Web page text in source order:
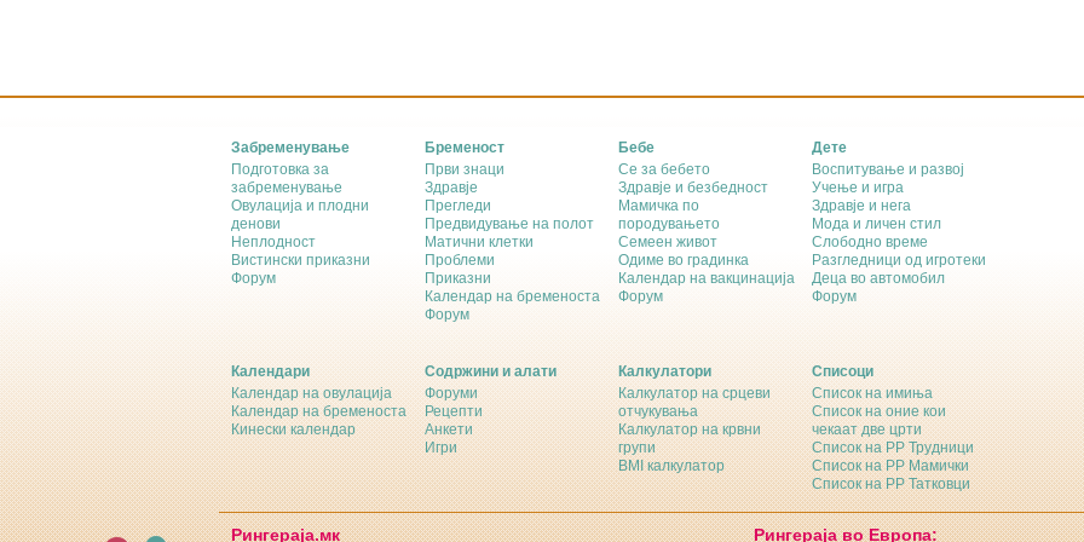
Забременување
Подготовка за
забременување
Овулација и плодни
денови
Неплодност
Вистински приказни
Форум
Бременост
Први знаци
Здравје
Прегледи
Предвидување на полот
Матични клетки
Проблеми
Приказни
Календар на бременоста
Форум
Бебе
Се за бебето
Здравје и безбедност
Мамичка по
породувањето
Семеен живот
Одиме во градинка
Календар на вакцинација
Форум
Дете
Воспитување и развој
Учење и игра
Здравје и нега
Мода и личен стил
Слободно време
Разгледници од игротеки
Деца во автомобил
Форум
Календари
Календар на овулација
Календар на бременоста
Кинески календар
Содржини и алати
Форуми
Рецепти
Анкети
Игри
Калкулатори
Калкулатор на срцеви
отчукувања
Калкулатор на крвни
групи
BMI калкулатор
Списоци
Список на имиња
Список на оние кои
чекаат две црти
Список на РР Трудници
Список на РР Мамички
Список на РР Татковци
Рингераја.мк Рингераја во Европа: